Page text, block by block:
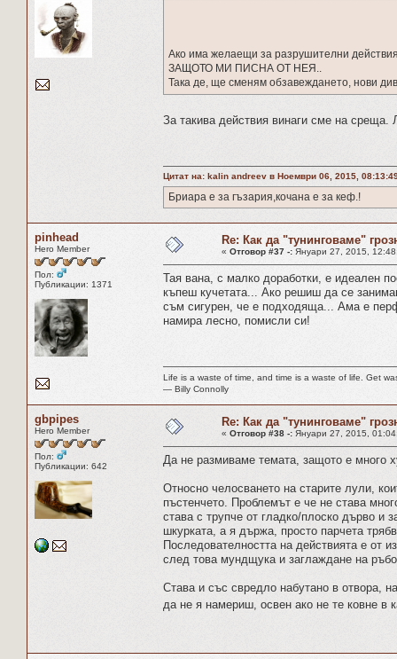
Ако има желаещи за разрушителни
ЗАЩОТО МИ ПИСНА ОТ НЕЯ..
Така де, ще сменям обзавеждането, нови
За такива действия винаги сме на
Цитат на: kalin andreev в Ноември 06, 2015,
Бриара е за гъзария,кочана е за кеф.!
pinhead
Hero Member
Пол:
Публикации: 1371
Re: Как да "тунинговаме"
« Отговор #37 -: Януари 27, 2015,
Тая вана, с малко доработки, е идеален
къпеш кучетата... Ако решиш да се
съм сигурен, че е подходяща... Ама е
намира лесно, помисли си!
Life is a waste of time, and time is a waste of life. Get
― Billy Connolly
gbpipes
Hero Member
Пол:
Публикации: 642
Re: Как да "тунинговаме"
« Отговор #38 -: Януари 27, 2015,
Да не размиваме темата, защото е много
Относно челосването на старите лули,
пъстенчето. Проблемът е че не става
става с трупче от гладко/плоско дърво и
шкурката, а я държа, просто парчета
Последователността на действията е от
след това мундщука и заглаждане на
Става и със свредло набутано в отвора,
да не я намериш, освен ако не те ковне в